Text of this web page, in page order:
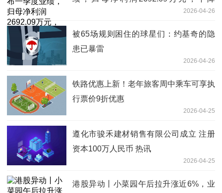
2026-04-26
被65场规则困住的球星们：约基奇的隐
患已暴雷
2026-04-26
铁路优惠上新！老年旅客周中乘车可享执
行票价9折优惠
2026-04-25
遵化市骏禾建材销售有限公司成立 注册
资本100万人民币 热讯
2026-04-25
港股异动丨小菜园午后拉升涨近6%，业